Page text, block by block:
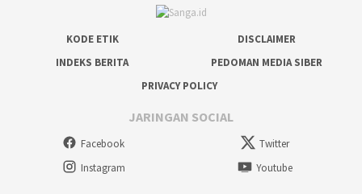
KODE ETIK
DISCLAIMER
INDEKS BERITA
PEDOMAN MEDIA SIBER
PRIVACY POLICY
JARINGAN SOCIAL
Facebook
Twitter
Instagram
Youtube